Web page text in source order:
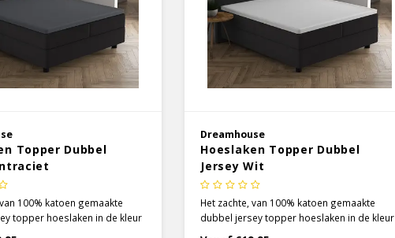
Topper Dubbel
100% katoen gemaakte
topper hoeslaken in de kleur
Dreamhouse
Hoeslaken Topper Dubbel
Jersey Wit
Het zachte, van 100% katoen gemaakte
dubbel jersey topper hoeslaken in de kleur